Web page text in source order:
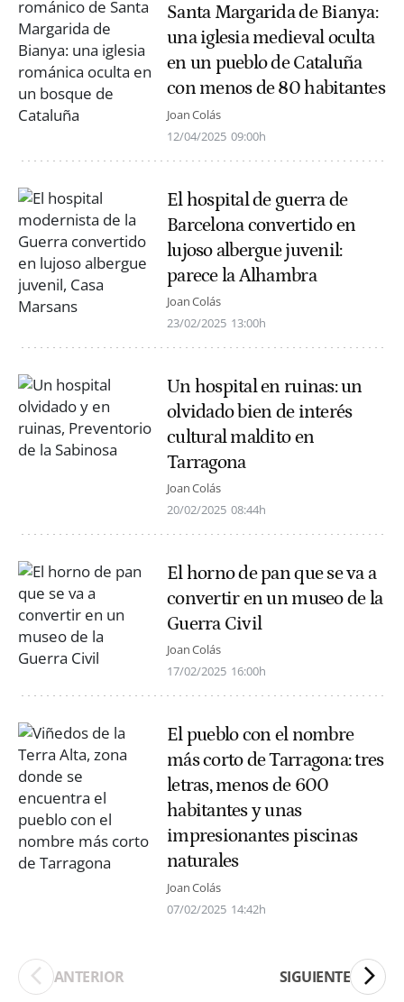
Santa Margarida de Bianya:
una iglesia medieval oculta
en un pueblo de Cataluña
con menos de 80 habitantes
Joan Colás
12/04/2025 09:00h
El hospital de guerra de
Barcelona convertido en
lujoso albergue juvenil:
parece la Alhambra
Joan Colás
23/02/2025 13:00h
Un hospital en ruinas: un
olvidado bien de interés
cultural maldito en
Tarragona
Joan Colás
20/02/2025 08:44h
El horno de pan que se va a
convertir en un museo de la
Guerra Civil
Joan Colás
17/02/2025 16:00h
El pueblo con el nombre
más corto de Tarragona: tres
letras, menos de 600
habitantes y unas
impresionantes piscinas
naturales
Joan Colás
07/02/2025 14:42h
ANTERIOR SIGUIENTE